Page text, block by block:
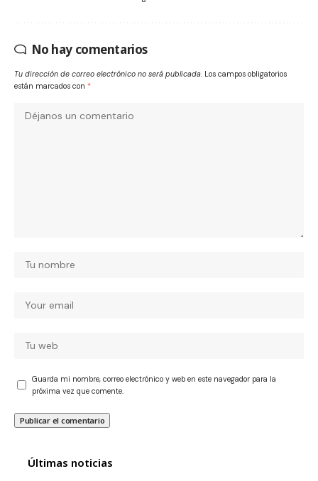
No hay comentarios
Tu dirección de correo electrónico no será publicada. Los campos obligatorios
están marcados con *
Guarda mi nombre, correo electrónico y web en este navegador para la
próxima vez que comente.
Últimas noticias